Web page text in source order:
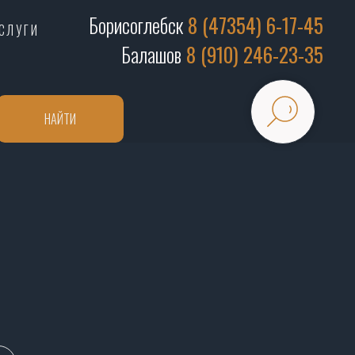
Борисоглебск8 (47354) 6-17-45
Балашов 8 (910) 246-23-35
НАЙТИ